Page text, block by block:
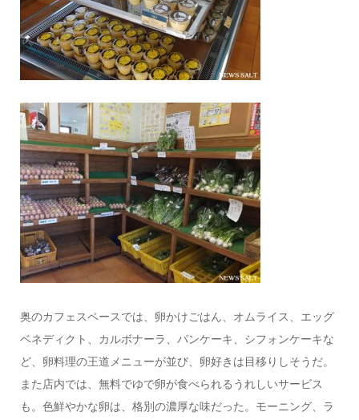
奥のカフェスペースでは、卵かけごはん、オムライス、エッグ
ベネディクト、カルボナーラ、パンケーキ、シフォンケーキな
ど、卵料理の王道メニューが並び、卵好きは目移りしそうだ。
また店内では、無料でゆで卵が食べられるうれしいサービス
も。色鮮やかな卵は、格別の濃厚な味だった。モーニング、ラ